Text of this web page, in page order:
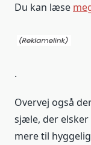
Du kan læse
.
Overvej også
sjæle, der
mere til